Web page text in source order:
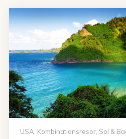
USA, Kombinationsresor, Sol &